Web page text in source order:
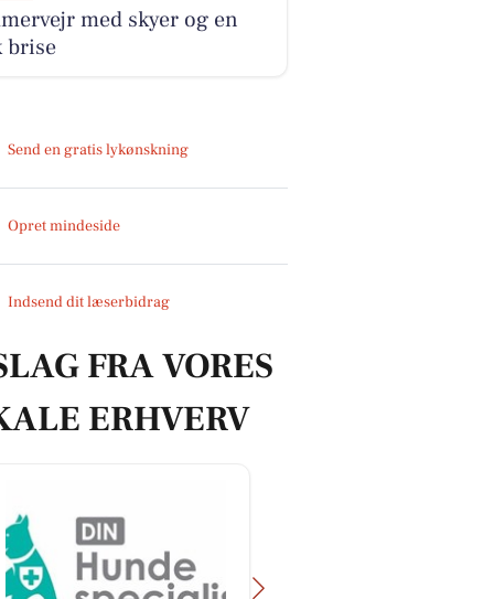
med skyer og en
brise
Send en gratis lykønskning
Opret mindeside
Indsend dit læserbidrag
FRA VORES
ERHVERV